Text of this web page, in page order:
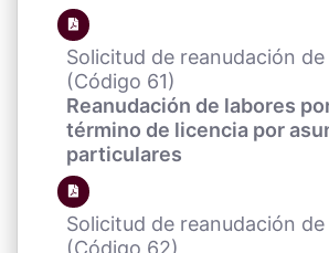
Solicitud de reanudación
(Código 61)
Reanudación de labores
término de licencia por
particulares
Solicitud de reanudación
(Código 62)